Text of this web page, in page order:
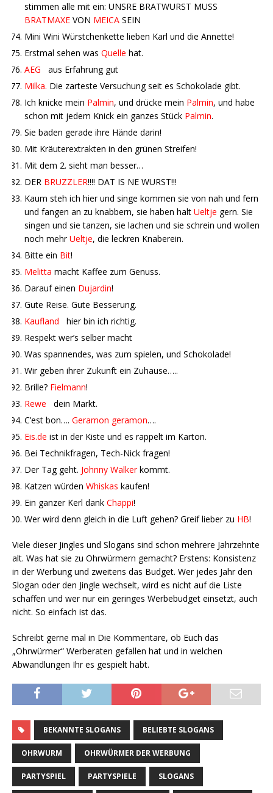
stimmen alle mit ein: UNSRE BRATWURST MUSS
BRATMAXE VON MEICA SEIN
Mini Wini Würstchenkette lieben Karl und die Annette!
Erstmal sehen was Quelle hat.
AEG
aus Erfahrung gut
Milka. Die zarteste Versuchung seit es Schokolade gibt.
Ich knicke mein Palmin, und drücke mein Palmin, und habe
schon mit jedem Knick ein ganzes Stück Palmin.
Sie baden gerade ihre Hände darin!
Mit Kräuterextrakten in den grünen Streifen!
Mit dem 2. sieht man besser…
DER BRUZZLER!!!! DAT IS NE WURST!!!
Kaum steh ich hier und singe kommen sie von nah und fern
und fangen an zu knabbern, sie haben halt Ueltje gern. Sie
singen und sie tanzen, sie lachen und sie schrein und wollen
noch mehrUeltje, die leckren Knaberein.
Bitte ein Bit!
Melitta macht Kaffee zum Genuss.
Darauf einen Dujardin!
Gute Reise. Gute Besserung.
Kaufland hier bin ich richtig.
Respekt wer’s selber macht
Was spannendes, was zum spielen, und Schokolade!
Wir geben ihrer Zukunft ein Zuhause…..
Brille? Fielmann!
Rewe dein Markt.
C’est bon…. Geramon geramon….
Eis.de ist in der Kiste und es rappelt im Karton.
Bei Technikfragen, Tech-Nick fragen!
Der Tag geht. Johnny Walkerkommt.
Katzen würden Whiskas kaufen!
Ein ganzer Kerl dank Chappi!
Wer wird denn gleich in die Luft gehen? Greif lieber zu HB!
Viele dieser Jingles und Slogans sind schon mehrere Jahrzehnte
alt. Was hat sie zu Ohrwürmern gemacht? Erstens: Konsistenz
in der Werbung und zweitens das Budget. Wer jedes Jahr den
Slogan oder den Jingle wechselt, wird es nicht auf die Liste
schaffen und wer nur ein geringes Werbebudget einsetzt, auch
nicht. So einfach ist das.
Schreibt gerne mal in Die Kommentare, ob Euch das
„Ohrwürmer“ Werberaten gefallen hat und in welchen
Abwandlungen Ihr es gespielt habt.
BEKANNTE SLOGANS BELIEBTE SLOGANS
OHRWURM OHRWÜRMER DER WERBUNG
PARTYSPIEL PARTYSPIELE SLOGANS